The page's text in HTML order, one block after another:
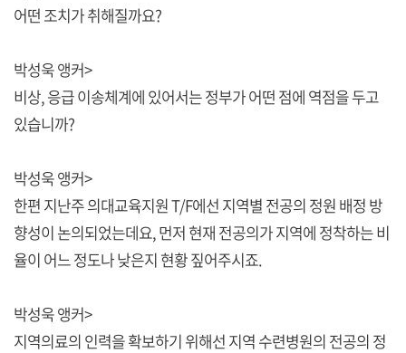
어떤 조치가 취해질까요?
박성욱 앵커>
비상, 응급 이송체계에 있어서는 정부가 어떤 점에 역점을 두고
있습니까?
박성욱 앵커>
한편 지난주 의대교육지원 T/F에선 지역별 전공의 정원 배정 방
향성이 논의되었는데요, 먼저 현재 전공의가 지역에 정착하는 비
율이 어느 정도나 낮은지 현황 짚어주시죠.
박성욱 앵커>
지역의료의 인력을 확보하기 위해선 지역 수련병원의 전공의 정